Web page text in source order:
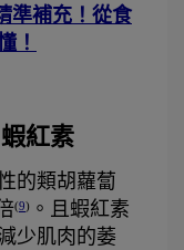
準補充！從食
！
紅素
的類胡蘿蔔
(9) 。且蝦紅素
少肌肉的萎